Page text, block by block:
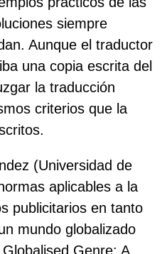
siempre
Aunque el traductor
una copia escrita del
la traducción
criterios que la
(Universidad de
aplicables a la
publicitarios en tanto
mundo globalizado
Genre: A